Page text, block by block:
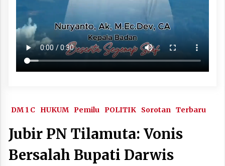
DM 1 C HUKUM Pemilu POLITIK Sorotan Terbaru
Jubir PN Tilamuta: Vonis
Bersalah Bupati Darwis